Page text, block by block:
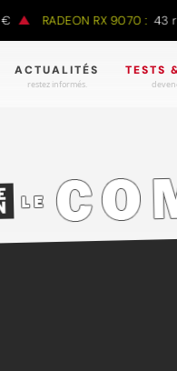
RADEON RX 9070 : 43 refs en
ACTUALITÉS
restez informés.
TESTS